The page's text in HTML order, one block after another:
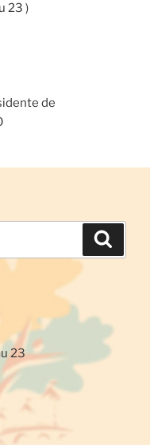
23 )
de
23